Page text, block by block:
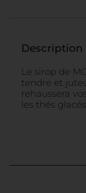
Description
Le sirop de
tendre et
rehaussera
les thés